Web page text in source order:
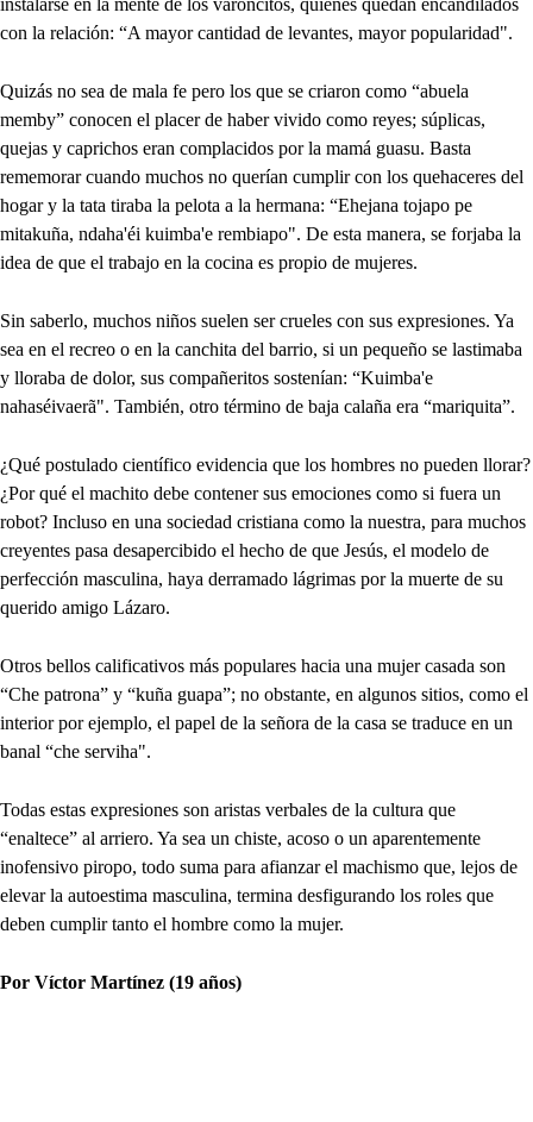
con la relación: “A mayor cantidad de levantes, mayor popularidad".
Quizás no sea de mala fe pero los que se criaron como “abuela
memby” conocen el placer de haber vivido como reyes; súplicas,
quejas y caprichos eran complacidos por la mamá guasu. Basta
rememorar cuando muchos no querían cumplir con los quehaceres del
hogar y la tata tiraba la pelota a la hermana: “Ehejana tojapo pe
mitakuña, ndaha'éi kuimba'e rembiapo". De esta manera, se forjaba la
idea de que el trabajo en la cocina es propio de mujeres.
Sin saberlo, muchos niños suelen ser crueles con sus expresiones. Ya
sea en el recreo o en la canchita del barrio, si un pequeño se lastimaba
y lloraba de dolor, sus compañeritos sostenían: “Kuimba'e
nahaséivaerã". También, otro término de baja calaña era “mariquita”.
¿Qué postulado científico evidencia que los hombres no pueden llorar?
¿Por qué el machito debe contener sus emociones como si fuera un
robot? Incluso en una sociedad cristiana como la nuestra, para muchos
creyentes pasa desapercibido el hecho de que Jesús, el modelo de
perfección masculina, haya derramado lágrimas por la muerte de su
querido amigo Lázaro.
Otros bellos calificativos más populares hacia una mujer casada son
“Che patrona” y “kuña guapa”; no obstante, en algunos sitios, como el
interior por ejemplo, el papel de la señora de la casa se traduce en un
banal “che serviha".
Todas estas expresiones son aristas verbales de la cultura que
“enaltece” al arriero. Ya sea un chiste, acoso o un aparentemente
inofensivo piropo, todo suma para afianzar el machismo que, lejos de
elevar la autoestima masculina, termina desfigurando los roles que
deben cumplir tanto el hombre como la mujer.
Por Víctor Martínez (19 años)